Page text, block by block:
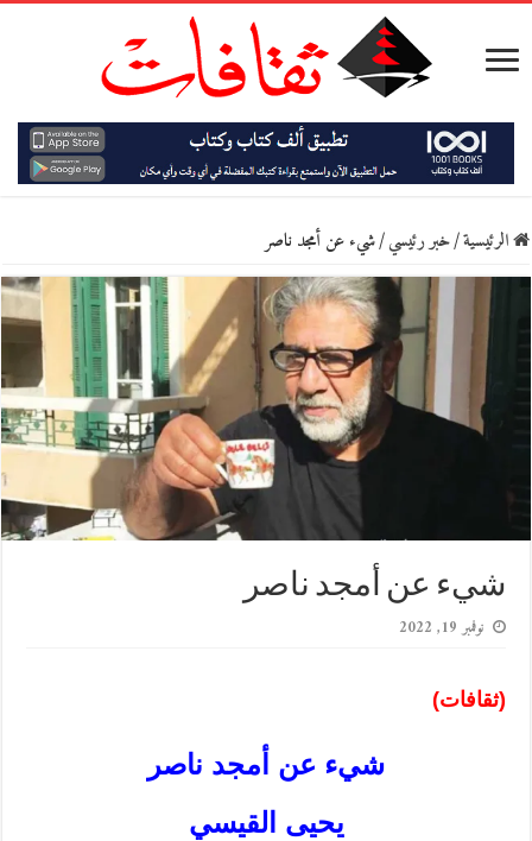
الرئيسية/خبر رئيسي/شيء عن أمجد ناصر
شيء عن أمجد ناصر
نوفمبر 19, 2022
(ثقافات)
شيء عن أمجد ناصر
يحيى القيسي